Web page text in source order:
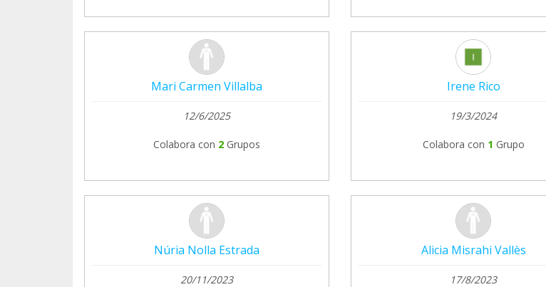
Mari Carmen Villalba
12/6/2025
Colabora con 2 Grupos
Irene Rico
19/3/2024
Colabora con 1 Grupo
Núria Nolla Estrada
20/11/2023
Alicia Misrahi Vallès
17/8/2023